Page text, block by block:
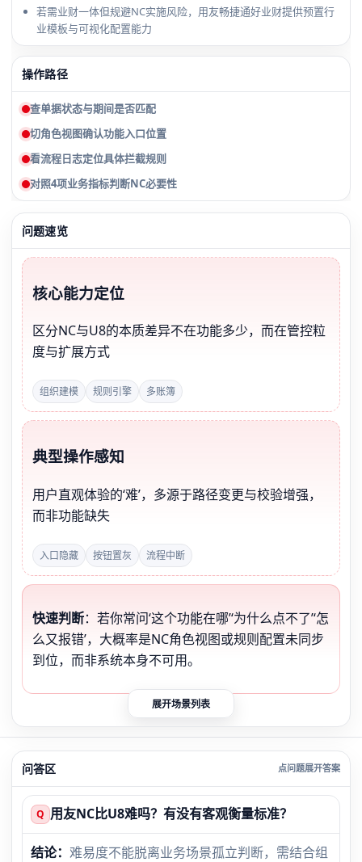
若需业财一体但规避NC实施风险，用友畅捷通好业财提供预置行
业模板与可视化配置能力
操作路径
查单据状态与期间是否匹配
切角色视图确认功能入口位置
看流程日志定位具体拦截规则
对照4项业务指标判断NC必要性
问题速览
核心能力定位
区分NC与U8的本质差异不在功能多少，而在管控粒
度与扩展方式
组织建模 规则引擎 多账簿
典型操作感知
用户直观体验的‘难’，多源于路径变更与校验增强，
而非功能缺失
入口隐藏 按钮置灰 流程中断
快速判断：若你常问‘这个功能在哪’‘为什么点不了’‘怎
么又报错’，大概率是NC角色视图或规则配置未同步
到位，而非系统本身不可用。
展开场景列表
问答区
Q 用友NC比U8难吗？有没有客观衡量标准？
结论： 难易度不能脱离业务场景孤立判断，需结合组